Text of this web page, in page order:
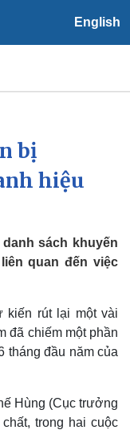
English
thời tiết
bị
hiệu
sách khuyến
quan đến việc
kiến rút lại một vài
đã chiếm một phần
tháng đầu năm của
Hùng (Cục trưởng
trong hai cuộc